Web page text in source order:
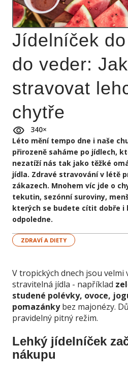
Jídelníček
do veder:
stravovat
chytře
340×
Léto mění tempo dne i naše
přirozeně saháme po jídlech,
nezatíží nás tak jako těžké
jídla. Zdravé stravování v létě
zákazech. Mnohem víc jde o
tekutin, sezónní suroviny,
kterých se budete cítit dobře i
odpoledne.
ZDRAVÍ A DIETY
V tropických dnech jsou velmi
stravitelná jídla - například
studené polévky, ovoce,
pomazánkybez majonézy.
pravidelný pitný režim.
Lehký jídelníček
nákupu